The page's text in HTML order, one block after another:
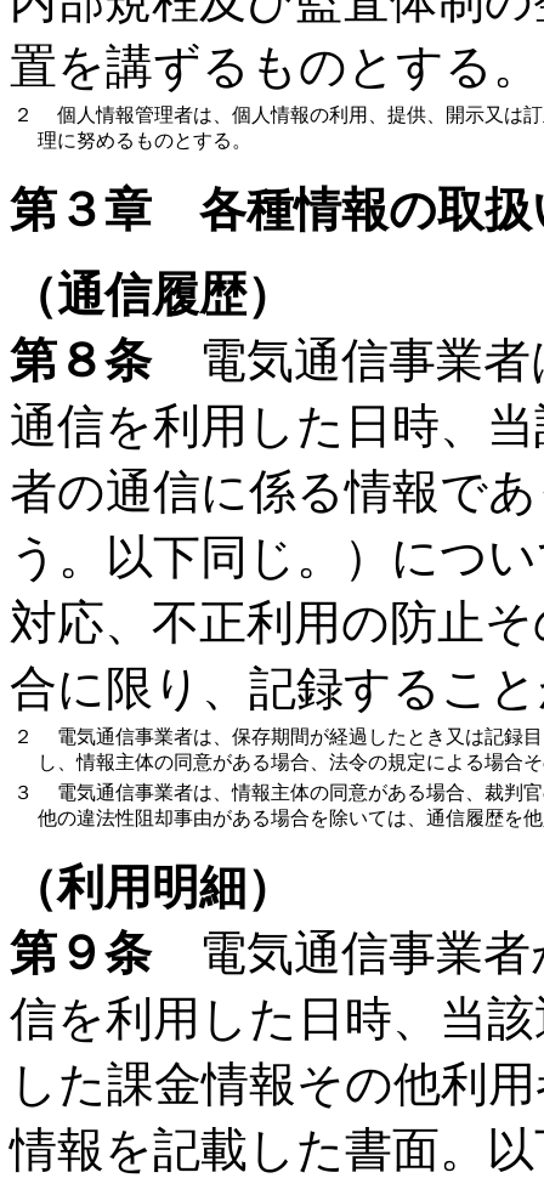
置を講ずるものとする。
２
個人情報管理者は、個人情報の利用、提供、開示又は
理に努めるものとする。
第３章 各種情報の取扱
（通信履歴）
第８条電気通信事業者
通信を利用した日時、
者の通信に係る情報で
う。以下同じ。）につ
対応、不正利用の防止
合に限り、記録するこ
２
電気通信事業者は、保存期間が経過したとき又は記録
し、情報主体の同意がある場合、法令の規定による場合
３
電気通信事業者は、情報主体の同意がある場合、裁判
他の違法性阻却事由がある場合を除いては、通信履歴を
（利用明細）
第９条電気通信事業者
信を利用した日時、当
した課金情報その他利
情報を記載した書面。